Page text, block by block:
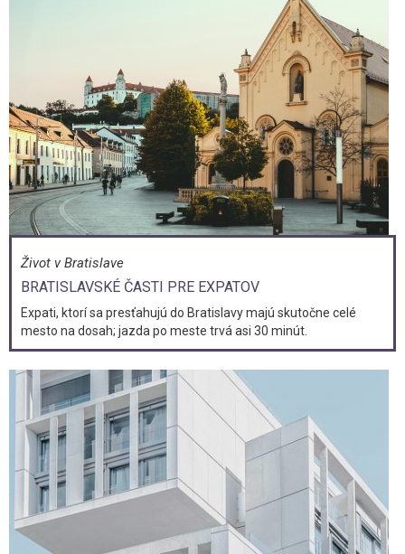
Život v Bratislave
BRATISLAVSKÉ ČASTI PRE EXPATOV
Expati, ktorí sa presťahujú do Bratislavy majú skutočne celé
mesto na dosah; jazda po meste trvá asi 30 minút.